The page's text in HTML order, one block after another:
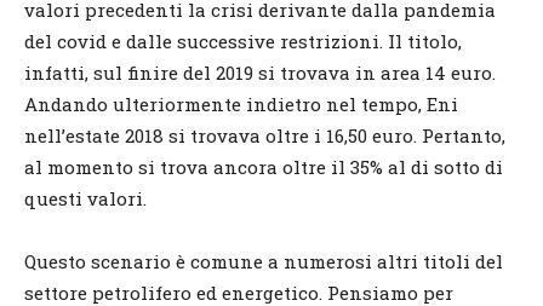
valori precedenti la crisi derivante dalla pandemia
del covid e dalle successive restrizioni. Il titolo,
infatti, sul finire del 2019 si trovava in area 14 euro.
Andando ulteriormente indietro nel tempo, Eni
nell’estate 2018 si trovava oltre i 16,50 euro. Pertanto,
al momento si trova ancora oltre il 35% al di sotto di
questi valori.
Questo scenario è comune a numerosi altri titoli del
settore petrolifero ed energetico. Pensiamo per